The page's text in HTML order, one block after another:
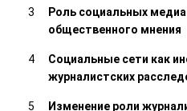
Роль социальных
общественного мнения
Социальные сети как
журналистских
Изменение роли